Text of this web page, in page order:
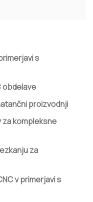
s
obdelave
proizvodnji
za kompleksne
za
v primerjavi s